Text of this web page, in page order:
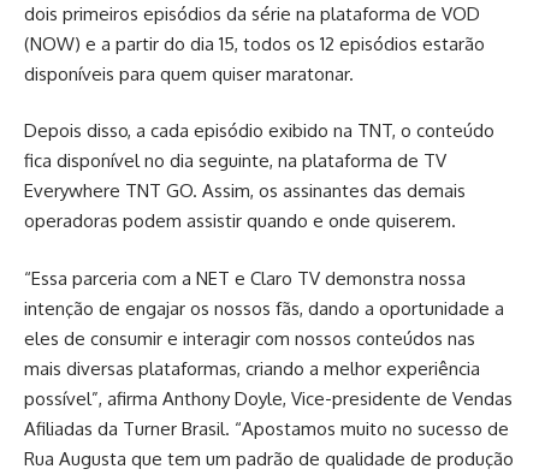
dois primeiros episódios da série na plataforma de VOD
(NOW) e a partir do dia 15, todos os 12 episódios estarão
disponíveis para quem quiser maratonar.
Depois disso, a cada episódio exibido na TNT, o conteúdo
fica disponível no dia seguinte, na plataforma de TV
Everywhere TNT GO. Assim, os assinantes das demais
operadoras podem assistir quando e onde quiserem.
“Essa parceria com a NET e Claro TV demonstra nossa
intenção de engajar os nossos fãs, dando a oportunidade a
eles de consumir e interagir com nossos conteúdos nas
mais diversas plataformas, criando a melhor experiência
possível”, afirma Anthony Doyle, Vice-presidente de Vendas
Afiliadas da Turner Brasil. “Apostamos muito no sucesso de
Rua Augusta que tem um padrão de qualidade de produção